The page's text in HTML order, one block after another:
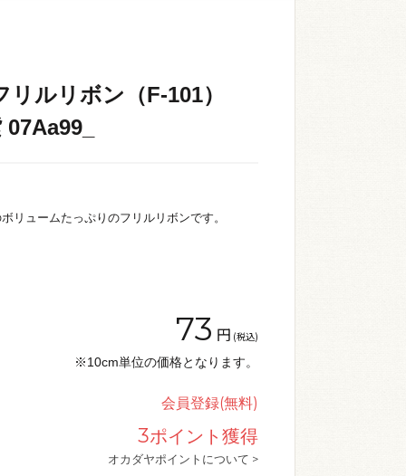
ルリボン（F-101）
リュームたっぷりのフリルリボンです。
73 円 (税込)
※10cm単位の価格となります。
会員登録(無料)
3ポイント獲得
オカダヤポイントについて >